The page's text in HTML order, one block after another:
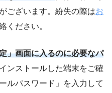
ございます。紛失の際はお
ください。
」画面に入るのに必要なパ
ンストールした端末をご確
ルパスワード」を入力して